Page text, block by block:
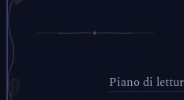
Piano di